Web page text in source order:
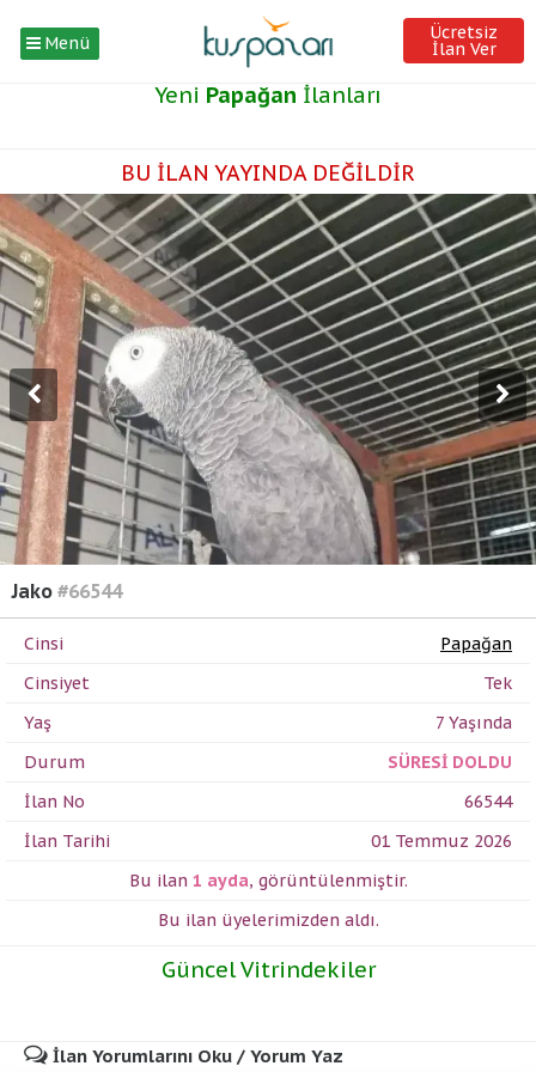
Menü Ücretsiz
İlan Ver
Yeni Papağan İlanları
BU İLAN YAYINDA DEĞİLDİR
Jako #66544
Cinsi
Papağan
Cinsiyet
Tek
Yaş
7 Yaşında
Durum
SÜRESİ DOLDU
İlan No
66544
İlan Tarihi
01 Temmuz 2026
Bu ilan 1 ayda, görüntülenmiştir.
Bu ilan üyelerimizden aldı.
Güncel Vitrindekiler
İlan Yorumlarını Oku / Yorum Yaz